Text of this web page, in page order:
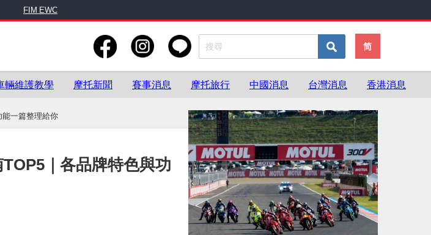
FIM EWC
简
輛維護教學 摩托新聞 賽事消息 摩托旅行 中國消息 台灣消息 香港消息
能一篇整理給你
｜各品牌特色與功